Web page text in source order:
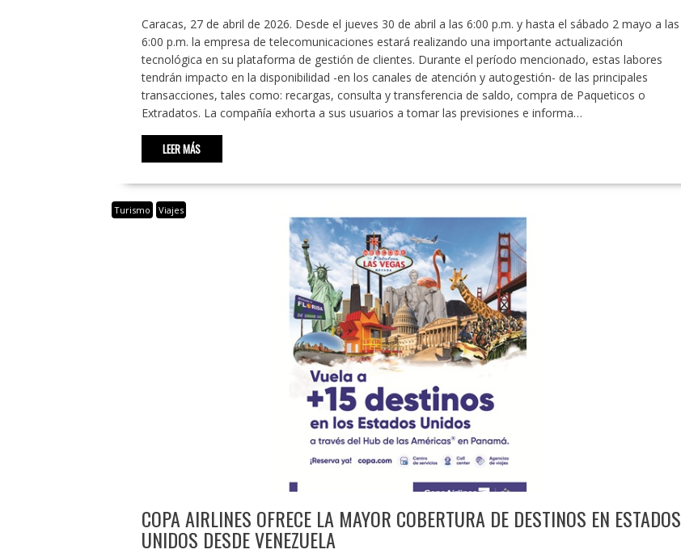
Caracas, 27 de abril de 2026. Desde el jueves 30 de abril a las 6:00 p.m. y hasta el sábado 2 mayo a las
6:00 p.m. la empresa de telecomunicaciones estará realizando una importante actualización
tecnológica en su plataforma de gestión de clientes. Durante el período mencionado, estas labores
tendrán impacto en la disponibilidad -en los canales de atención y autogestión- de las principales
transacciones, tales como: recargas, consulta y transferencia de saldo, compra de Paqueticos o
Extradatos. La compañía exhorta a sus usuarios a tomar las previsiones e informa…
LEER MÁS
Turismo Viajes
COPA AIRLINES OFRECE LA MAYOR COBERTURA DE DESTINOS EN ESTADOS
UNIDOS DESDE VENEZUELA